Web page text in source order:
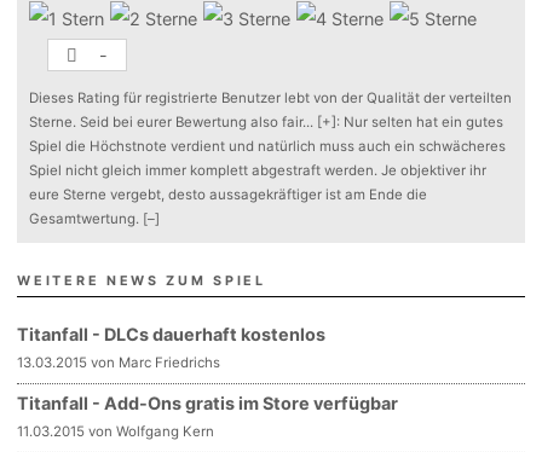
-
Dieses Rating für registrierte Benutzer lebt von der Qualität der verteilten
Sterne. Seid bei eurer Bewertung also fair... [+] : Nur selten hat ein gutes
Spiel die Höchstnote verdient und natürlich muss auch ein schwächeres
Spiel nicht gleich immer komplett abgestraft werden. Je objektiver ihr
eure Sterne vergebt, desto aussagekräftiger ist am Ende die
Gesamtwertung. [–]
WEITERE NEWS ZUM SPIEL
Titanfall - DLCs dauerhaft kostenlos
13.03.2015 von Marc Friedrichs
Titanfall - Add-Ons gratis im Store verfügbar
11.03.2015 von Wolfgang Kern